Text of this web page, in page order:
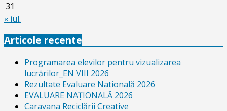
31
« iul.
Articole recente
Programarea elevilor pentru vizualizarea
lucrărilor_EN VIII 2026
Rezultate Evaluare Natională 2026
EVALUARE NAŢIONALĂ 2026
Caravana Reciclării Creative